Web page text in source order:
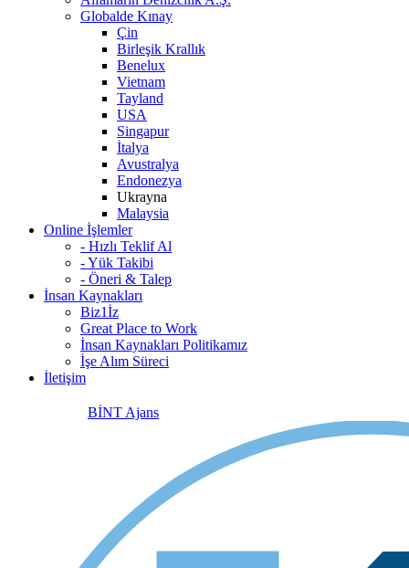
Globalde Kınay
Çin
Birleşik Krallık
Benelux
Vietnam
Tayland
USA
Singapur
İtalya
Avustralya
Endonezya
Ukrayna
Malaysia
Online İşlemler
- Hızlı Teklif Al
- Yük Takibi
- Öneri & Talep
İnsan Kaynakları
Biz1İz
Great Place to Work
İnsan Kaynakları Politikamız
İşe Alım Süreci
İletişim
BİNT Ajans